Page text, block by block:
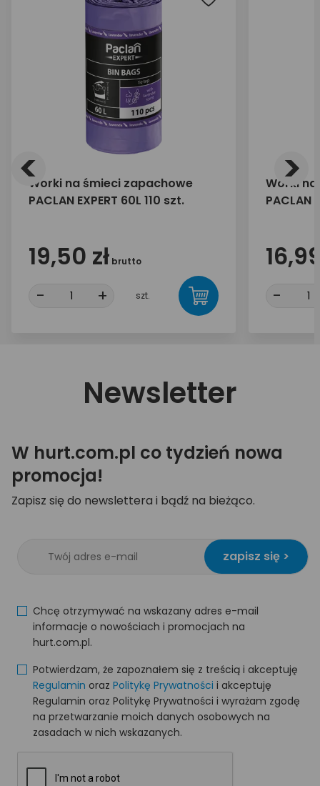
Worki na śmieci zapachowe
PACLAN EXPERT 60L 110 szt.
19,50 zł brutto
- + szt.
Worki
PACLAN
-
< >
Newsletter
W hurt.com.pl co tydzień nowa
promocja!
Zapisz się do newslettera i bądź na bieżąco.
zapisz się >
Chcę otrzymywać na wskazany adres e-mail
informacje o nowościach i promocjach na
hurt.com.pl.
Potwierdzam, że zapoznałem się z treścią i akceptuję
Regulamin oraz Politykę Prywatności i akceptuję
Regulamin oraz Politykę Prywatności i wyrażam zgodę
na przetwarzanie moich danych osobowych na
zasadach w nich wskazanych.